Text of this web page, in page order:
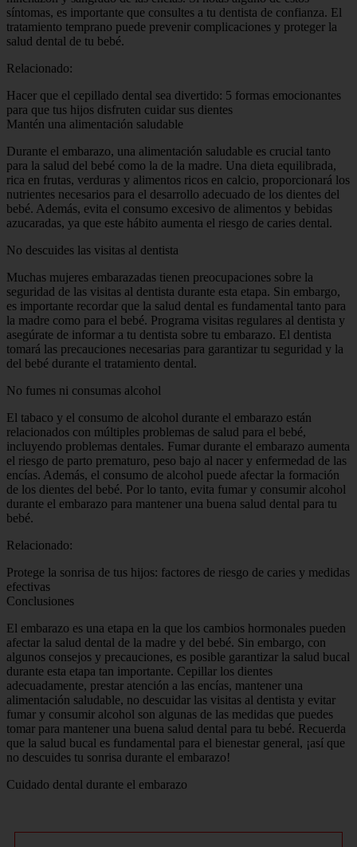
síntomas, es importante que consultes a tu dentista de confianza. El
tratamiento temprano puede prevenir complicaciones y proteger la
salud dental de tu bebé.
Relacionado:
Hacer que el cepillado dental sea divertido: 5 formas emocionantes
para que tus hijos disfruten cuidar sus dientes
Mantén una alimentación saludable
Durante el embarazo, una alimentación saludable es crucial tanto
para la salud del bebé como la de la madre. Una dieta equilibrada,
rica en frutas, verduras y alimentos ricos en calcio, proporcionará los
nutrientes necesarios para el desarrollo adecuado de los dientes del
bebé. Además, evita el consumo excesivo de alimentos y bebidas
azucaradas, ya que este hábito aumenta el riesgo de caries dental.
No descuides las visitas al dentista
Muchas mujeres embarazadas tienen preocupaciones sobre la
seguridad de las visitas al dentista durante esta etapa. Sin embargo,
es importante recordar que la salud dental es fundamental tanto para
la madre como para el bebé. Programa visitas regulares al dentista y
asegúrate de informar a tu dentista sobre tu embarazo. El dentista
tomará las precauciones necesarias para garantizar tu seguridad y la
del bebé durante el tratamiento dental.
No fumes ni consumas alcohol
El tabaco y el consumo de alcohol durante el embarazo están
relacionados con múltiples problemas de salud para el bebé,
incluyendo problemas dentales. Fumar durante el embarazo aumenta
el riesgo de parto prematuro, peso bajo al nacer y enfermedad de las
encías. Además, el consumo de alcohol puede afectar la formación
de los dientes del bebé. Por lo tanto, evita fumar y consumir alcohol
durante el embarazo para mantener una buena salud dental para tu
bebé.
Relacionado:
Protege la sonrisa de tus hijos: factores de riesgo de caries y medidas
efectivas
Conclusiones
El embarazo es una etapa en la que los cambios hormonales pueden
afectar la salud dental de la madre y del bebé. Sin embargo, con
algunos consejos y precauciones, es posible garantizar la salud bucal
durante esta etapa tan importante. Cepillar los dientes
adecuadamente, prestar atención a las encías, mantener una
alimentación saludable, no descuidar las visitas al dentista y evitar
fumar y consumir alcohol son algunas de las medidas que puedes
tomar para mantener una buena salud dental para tu bebé. Recuerda
que la salud bucal es fundamental para el bienestar general, ¡así que
no descuides tu sonrisa durante el embarazo!
Cuidado dental durante el embarazo